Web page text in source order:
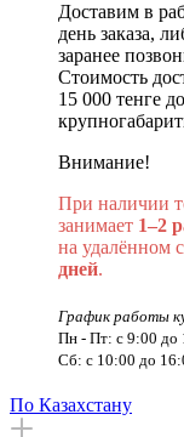
Доставим в
день заказа,
заранее
Стоимость
15 000 тенге
Внимание!
При наличии
занимает 1–2
на удалённом
дней.
График работы
Пн - Пт: с 9:00 до
Сб: с 10:00 до
По Казахстану